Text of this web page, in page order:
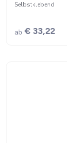
Selbstklebend
ab € 33,22